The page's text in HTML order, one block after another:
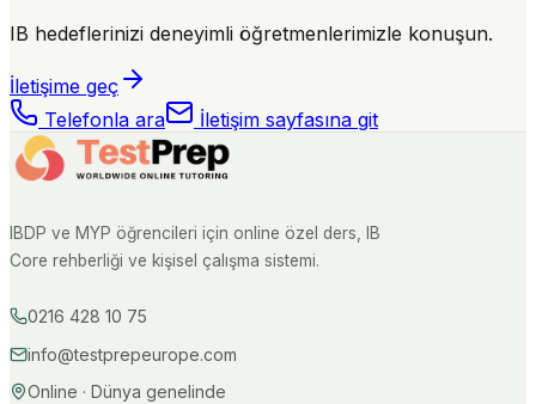
IB hedeflerinizi deneyimli öğretmenlerimizle konuşun.
İletişime geç
Telefonla ara
İletişim sayfasına git
IBDP ve MYP öğrencileri için online özel ders, IB
Core rehberliği ve kişisel çalışma sistemi.
0216 428 10 75
info@testprepeurope.com
Online · Dünya genelinde